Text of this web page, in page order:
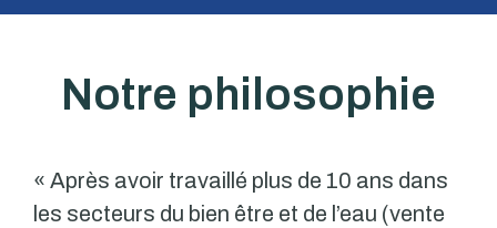
Notre philosophie
« Après avoir travaillé plus de 10 ans dans
les secteurs du bien être et de l’eau (vente